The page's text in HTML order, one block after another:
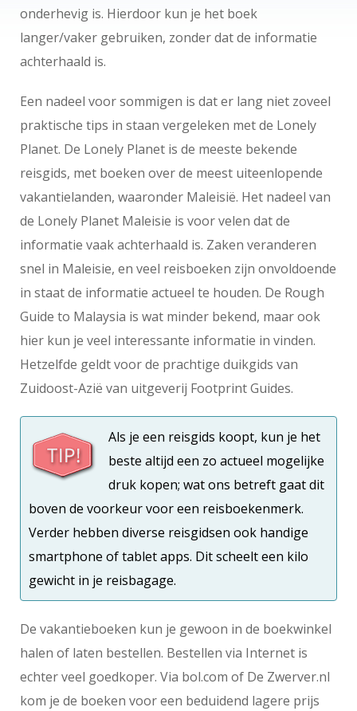
onderhevig is. Hierdoor kun je het boek
langer/vaker gebruiken, zonder dat de informatie
achterhaald is.
Een nadeel voor sommigen is dat er lang niet zoveel
praktische tips in staan vergeleken met de Lonely
Planet. De Lonely Planet is de meeste bekende
reisgids, met boeken over de meest uiteenlopende
vakantielanden, waaronder Maleisië. Het nadeel van
de Lonely Planet Maleisie is voor velen dat de
informatie vaak achterhaald is. Zaken veranderen
snel in Maleisie, en veel reisboeken zijn onvoldoende
in staat de informatie actueel te houden. De Rough
Guide to Malaysia is wat minder bekend, maar ook
hier kun je veel interessante informatie in vinden.
Hetzelfde geldt voor de prachtige duikgids van
Zuidoost-Azië van uitgeverij Footprint Guides.
Als je een reisgids koopt, kun je het
beste altijd een zo actueel mogelijke
druk kopen; wat ons betreft gaat dit
boven de voorkeur voor een reisboekenmerk.
Verder hebben diverse reisgidsen ook handige
smartphone of tablet apps. Dit scheelt een kilo
gewicht in je reisbagage.
De vakantieboeken kun je gewoon in de boekwinkel
halen of laten bestellen. Bestellen via Internet is
echter veel goedkoper. Via bol.com of De Zwerver.nl
kom je de boeken voor een beduidend lagere prijs